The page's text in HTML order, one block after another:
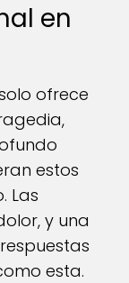
en
ofrece
estos
Las
y una
esta.